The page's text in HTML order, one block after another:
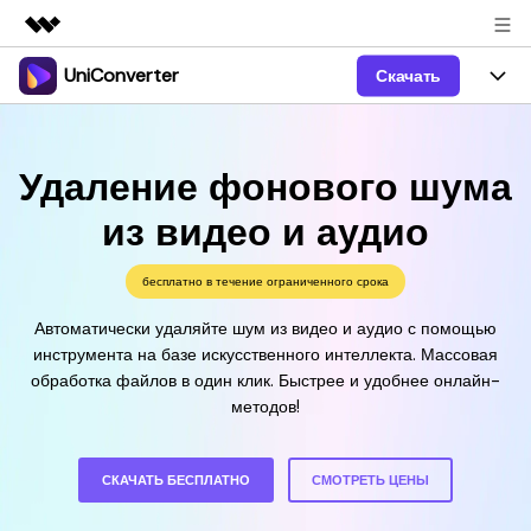
Рекомендуемые продукты
Обзор
О нас
Поддержка
UniConverter Скачать
Windows
UniConverter для Windows
UniConverter для Mac
Функции
Видео/Аудио
Больше инструментов
Руководство
Пользователи DVD
Пользователи Социальных Сетей
Креативный Дизайн
Фотография
Поддержка
Посмотрите видеоурок и узнайте, как использовать
Контактная
Поддержка
Вся информация, необходимая для использования
Удаление фонового шума
из видео и аудио
бесплатно в течение ограниченного срока
Автоматически удаляйте шум из видео и аудио с помощью
инструмента на базе искусственного интеллекта. Массовая
обработка файлов в один клик. Быстрее и удобнее онлайн-
методов!
СКАЧАТЬ БЕСПЛАТНО СМОТРЕТЬ ЦЕНЫ